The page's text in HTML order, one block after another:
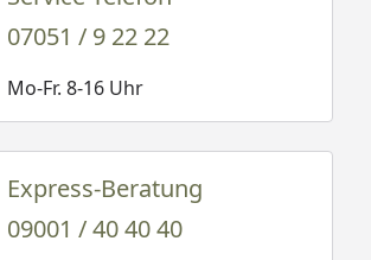
07051 / 9 22 22
Mo-Fr. 8-16 Uhr
Express-Beratung
09001 / 40 40 40